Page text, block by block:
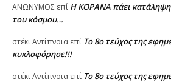
AΝΩΝΥΜΟΣ επί Η KOPANA πάει
του κόσμου…
στέκι Αντίπνοια επί Το 8ο τεύχος της
κυκλοφόρησε!!!
στέκι Αντίπνοια επί Το 8ο τεύχος της